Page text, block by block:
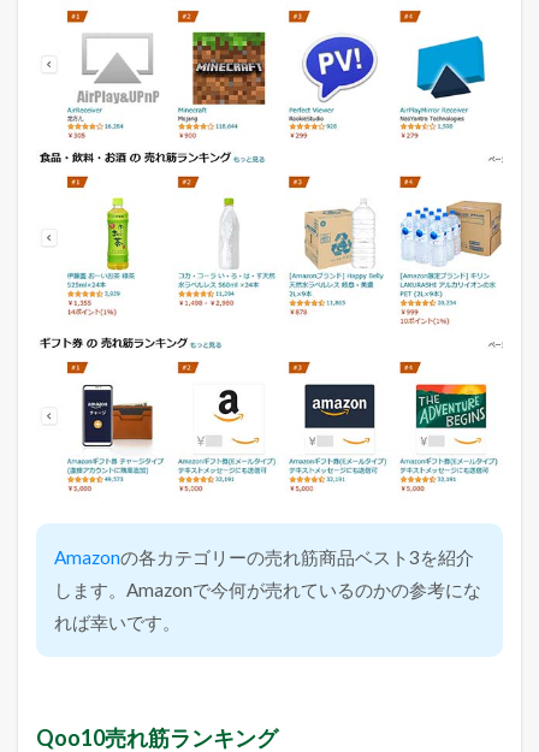
Amazonの各カテゴリーの売れ筋商品ベスト3を紹介
します。Amazonで今何が売れているのかの参考にな
れば幸いです。
Qoo10売れ筋ランキング